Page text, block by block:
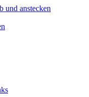
und anstecken